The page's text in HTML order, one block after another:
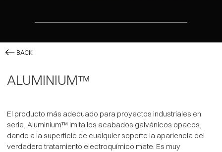
BACK
ALUMINIUM™
El producto más adecuado para proyectos industriales en
serie, Aluminium™ imita los acabados galvánicos opacos,
dando a la superficie de cualquier soporte la apariencia del
verdadero tratamiento electroquímico mate. Es muy